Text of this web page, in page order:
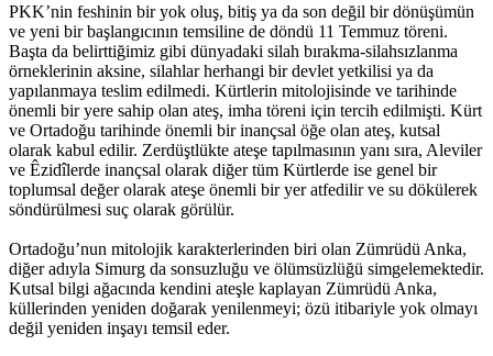
PKK’nin feshinin bir yok oluş, bitiş ya da son değil bir dönüşümün
ve yeni bir başlangıcının temsiline de döndü 11 Temmuz töreni.
Başta da belirttiğimiz gibi dünyadaki silah bırakma-silahsızlanma
örneklerinin aksine, silahlar herhangi bir devlet yetkilisi ya da
yapılanmaya teslim edilmedi. Kürtlerin mitolojisinde ve tarihinde
önemli bir yere sahip olan ateş, imha töreni için tercih edilmişti. Kürt
ve Ortadoğu tarihinde önemli bir inançsal öğe olan ateş, kutsal
olarak kabul edilir. Zerdüştlükte ateşe tapılmasının yanı sıra, Aleviler
ve Êzidîlerde inançsal olarak diğer tüm Kürtlerde ise genel bir
toplumsal değer olarak ateşe önemli bir yer atfedilir ve su dökülerek
söndürülmesi suç olarak görülür.
Ortadoğu’nun mitolojik karakterlerinden biri olan Zümrüdü Anka,
diğer adıyla Simurg da sonsuzluğu ve ölümsüzlüğü simgelemektedir.
Kutsal bilgi ağacında kendini ateşle kaplayan Zümrüdü Anka,
küllerinden yeniden doğarak yenilenmeyi; özü itibariyle yok olmayı
değil yeniden inşayı temsil eder.